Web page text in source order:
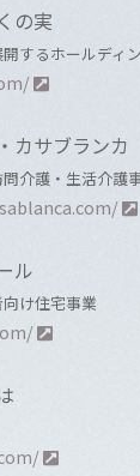
の実
するホールディ
カサブランカ
介護・生活介護
ル
け住宅事業